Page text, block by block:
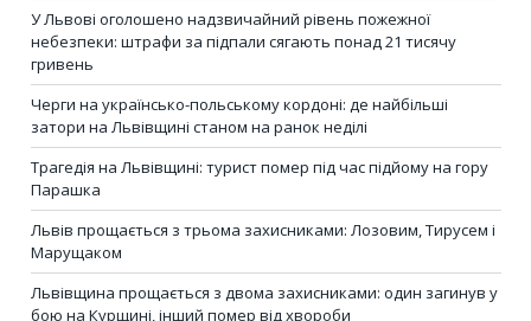
У Львові оголошено надзвичайний рівень пожежної
небезпеки: штрафи за підпали сягають понад 21 тисячу
гривень
Черги на українсько-польському кордоні: де найбільші
затори на Львівщині станом на ранок неділі
Трагедія на Львівщині: турист помер під час підйому на гору
Парашка
Львів прощається з трьома захисниками: Лозовим, Тирусем і
Марущаком
Львівщина прощається з двома захисниками: один загинув у
бою на Курщині, інший помер від хвороби